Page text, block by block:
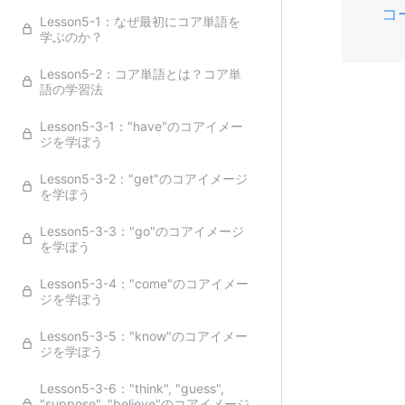
Lesson5-1：なぜ最初にコア単語を
学ぶのか？
Lesson5-2：コア単語とは？コア単
語の学習法
Lesson5-3-1："have"のコアイメー
ジを学ぼう
Lesson5-3-2："get"のコアイメージ
を学ぼう
Lesson5-3-3："go"のコアイメージ
を学ぼう
Lesson5-3-4："come"のコアイメー
ジを学ぼう
Lesson5-3-5："know"のコアイメー
ジを学ぼう
Lesson5-3-6："think", "guess",
コ